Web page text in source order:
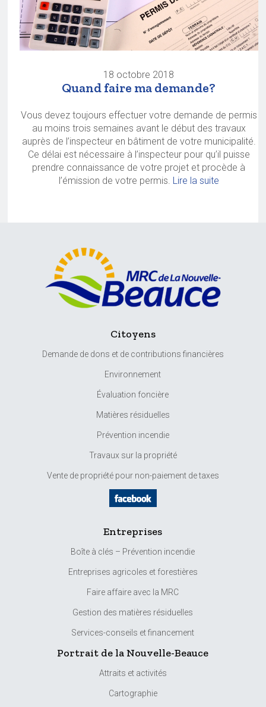
18 octobre 2018
Quand faire ma demande?
Vous devez toujours effectuer votre demande de permis
au moins trois semaines avant le début des travaux
auprès de l’inspecteur en bâtiment de votre municipalité.
Ce délai est nécessaire à l’inspecteur pour qu’il puisse
prendre connaissance de votre projet et procède à
l’émission de votre permis. Lire la suite
Citoyens
Demande de dons et de contributions financières
Environnement
Évaluation foncière
Matières résiduelles
Prévention incendie
Travaux sur la propriété
Vente de propriété pour non-paiement de taxes
Entreprises
Boîte à clés – Prévention incendie
Entreprises agricoles et forestières
Faire affaire avec la MRC
Gestion des matières résiduelles
Services-conseils et financement
Portrait de la Nouvelle-Beauce
Attraits et activités
Cartographie